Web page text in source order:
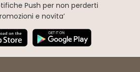
Push per non perderti
e novita’